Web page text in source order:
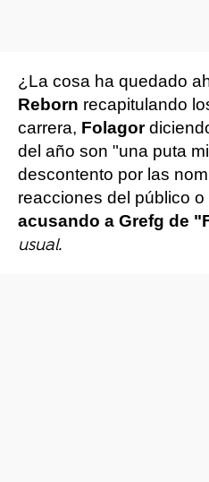
¿La cosa ha quedado
Reborn recapitulando
carrera, Folagor
del año son "una puta
descontento por las
reacciones del público o
acusando a Grefg de
usual.